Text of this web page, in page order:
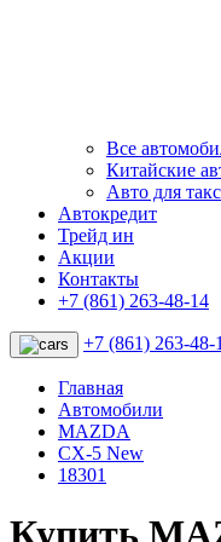
Все
Китайские
Авто для
Автокредит
Трейд ин
Акции
Контакты
+7 (861) 263-48-14
+7 (861) 263-48-
Главная
Автомобили
MAZDA
CX-5 New
18301